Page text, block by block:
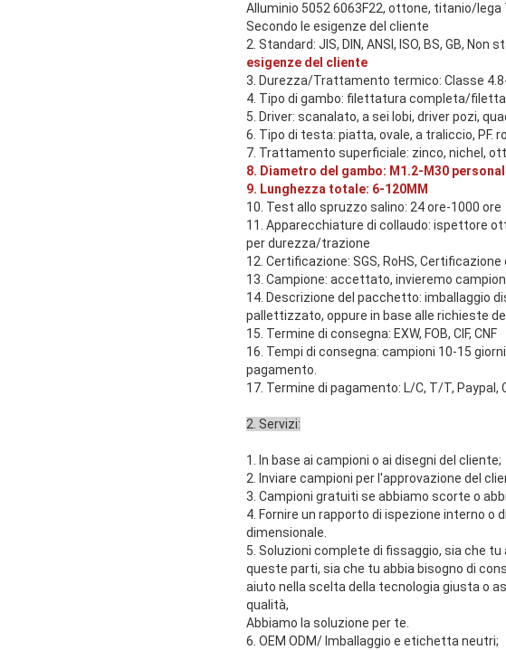
Alluminio 5052 6063F22, ottone, titanio/lega
Secondo le esigenze del cliente
2. Standard: JIS, DIN, ANSI, ISO, BS, GB, Non
esigenze del cliente
3. Durezza/Trattamento termico: Classe
4. Tipo di gambo: filettatura completa/
5. Driver: scanalato, a sei lobi, driver pozi,
6. Tipo di testa: piatta, ovale, a traliccio, PF.
7. Trattamento superficiale: zinco, nichel,
8. Diametro del gambo: M1.2-M30
9. Lunghezza totale: 6-120MM
10. Test allo spruzzo salino: 24 ore-1000 ore
11. Apparecchiature di collaudo: ispettore
per durezza/trazione
12. Certificazione: SGS, RoHS, Certificazione
13. Campione: accettato, invieremo
14. Descrizione del pacchetto: imballaggio
pallettizzato, oppure in base alle richieste
15. Termine di consegna: EXW, FOB, CIF, CNF
16. Tempi di consegna: campioni 10-15
pagamento.
17. Termine di pagamento: L/C, T/T, Paypal,
2. Servizi:
1. In base ai campioni o ai disegni del cliente;
2. Inviare campioni per l'approvazione del
3. Campioni gratuiti se abbiamo scorte o
4. Fornire un rapporto di ispezione interno o
dimensionale.
5. Soluzioni complete di fissaggio, sia che
queste parti, sia che tu abbia bisogno di
aiuto nella scelta della tecnologia giusta o
qualità,
Abbiamo la soluzione per te.
6. OEM ODM/ Imballaggio e etichetta neutri;